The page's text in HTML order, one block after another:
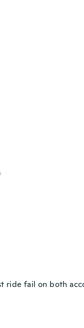
ride fail on both